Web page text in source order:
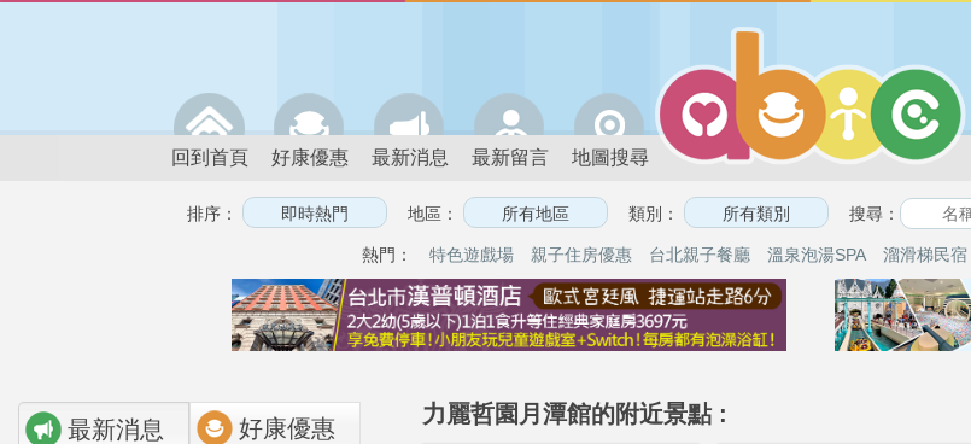
回到首頁 好康優惠 最新消息 最新留言 地圖搜尋
排序： 地區： 類別： 搜尋：
熱門： 特色遊戲場 親子住房優惠 台北親子餐廳 溫泉泡湯SPA 溜滑梯民宿
最新消息 好康優惠
力麗哲園月潭館的附近景點 :